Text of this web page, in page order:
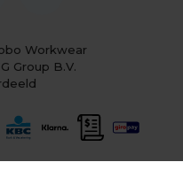
Workwear
Group B.V.